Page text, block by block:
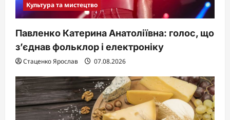
Культура та мистецтво
Павленко Катерина Анатоліївна: голос, що
з’єднав фольклор і електроніку
Стаценко Ярослав 07.08.2026